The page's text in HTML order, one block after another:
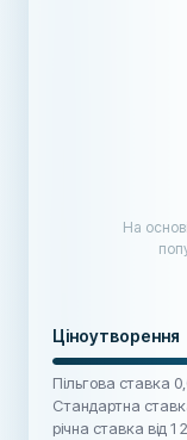
На
Ціноутворення
Пільгова ставка
Стандартна
річна ставка від